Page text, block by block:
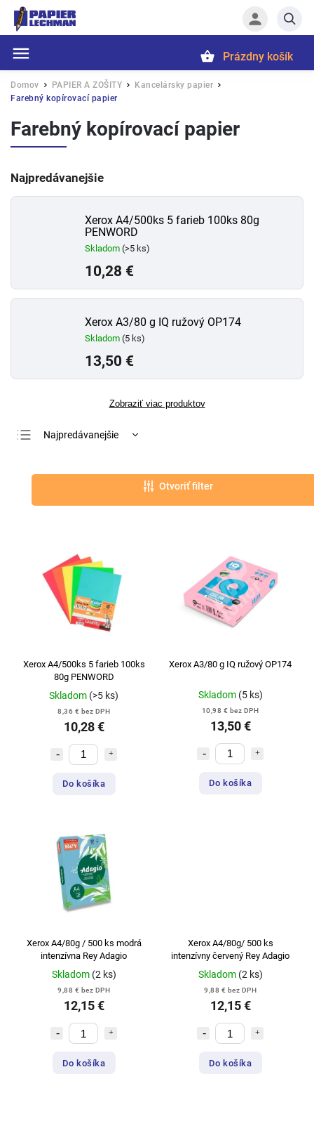
Prázdny košík
Domov / PAPIER A ZOŠITY / Kancelársky papier /
Farebný kopírovací papier
Farebný kopírovací papier
Najpredávanejšie
Xerox A4/500ks 5 farieb 100ks 80g
PENWORD
Skladom (>5 ks)
10,28 €
Xerox A3/80 g IQ ružový OP174
Skladom (5 ks)
13,50 €
Zobraziť viac produktov
Najpredávanejšie
Otvoriť filter
Xerox A4/500ks 5 farieb 100ks
80g PENWORD
Skladom (>5 ks)
8,36 € bez DPH
10,28 €
Do košíka
Xerox A3/80 g IQ ružový OP174
Skladom (5 ks)
10,98 € bez DPH
13,50 €
Do košíka
Xerox A4/80g / 500 ks modrá
intenzívna Rey Adagio
Skladom (2 ks)
9,88 € bez DPH
12,15 €
Do košíka
Xerox A4/80g/ 500 ks
intenzívny červený Rey Adagio
Skladom (2 ks)
9,88 € bez DPH
12,15 €
Do košíka